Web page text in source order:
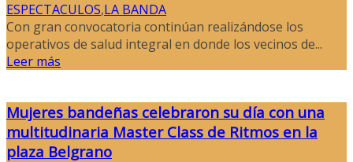
ESPECTACULOS,LA BANDA
Con gran convocatoria continúan realizándose los
operativos de salud integral en donde los vecinos de...
Leer más
Mujeres bandeñas celebraron su día con una
multitudinaria Master Class de Ritmos en la
plaza Belgrano